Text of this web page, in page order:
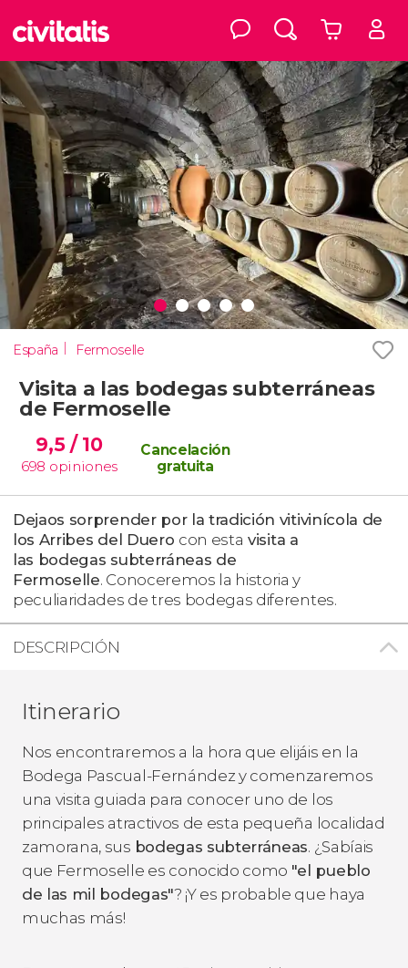
España Fermoselle
Visita a las bodegas subterráneas
de Fermoselle
9,5/ 10
698 opiniones
Cancelación
gratuita
Dejaos sorprender por la tradición vitivinícola de
los Arribes del Duero con esta visita a
las bodegas subterráneas de
Fermoselle. Conoceremos la historia y
peculiaridades de tres bodegas diferentes.
DESCRIPCIÓN
Itinerario
Nos encontraremos a la hora que elijáis en la
Bodega Pascual-Fernández y comenzaremos
una visita guiada para conocer uno de los
principales atractivos de esta pequeña localidad
zamorana, sus bodegas subterráneas. ¿Sabíais
que Fermoselle es conocido como "el pueblo
de las mil bodegas"? ¡Y es probable que haya
muchas más!